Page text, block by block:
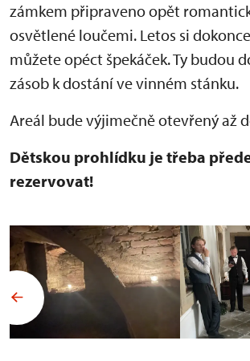
zámkem připraveno opět
osvětlené loučemi. Letos si
můžete opéct špekáček. Ty budou
zásob k dostání ve vinném stánku.
Areál bude výjimečně otevřený až
Dětskou prohlídku je třeba
rezervovat!